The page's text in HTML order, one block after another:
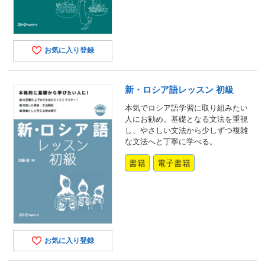
お気に入り登録
お気に入り登録
新・ロシア語レッスン 初級
本気でロシア語学習に取り組みたい
人にお勧め。基礎となる文法を重視
し、やさしい文法から少しずつ複雑
な文法へと丁寧に学べる。
書籍 電子書籍